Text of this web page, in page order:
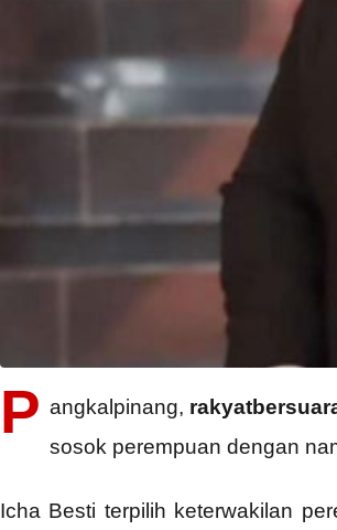
P angkalpinang,
sosok perempuan dengan
Icha Besti terpilih keterwakilan